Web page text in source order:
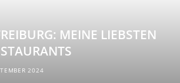
a e L u
MEINE LIEBSTEN
2024